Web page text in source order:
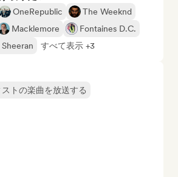
OneRepublic
The Weeknd
Macklemore
Fontaines D.C.
Sheeran すべて表示 +3
トの楽曲を放送する